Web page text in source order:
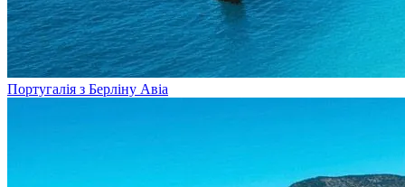
Португалія з Берліну Авіа